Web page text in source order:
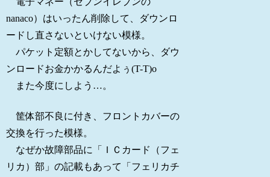
nanaco）はいったん削除して、ダウンロ
ードし直さないといけない模様。
パケット定額とかしてないから、ダウ
ンロードお金かかるんだよぅ(T-T)o
また今度にしよう…。
筐体部不良に付き、フロントカバーの
交換を行った模様。
なぜか故障部品に「ＩＣカード（フェ
リカ）部」の記載もあって「フェリカチ